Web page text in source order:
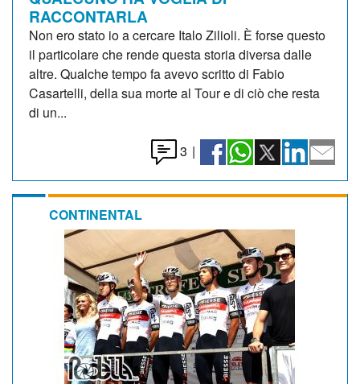
RACCONTARLA
Non ero stato io a cercare Italo Zilioli. È forse questo
il particolare che rende questa storia diversa dalle
altre. Qualche tempo fa avevo scritto di Fabio
Casartelli, della sua morte al Tour e di ciò che resta
di un...
3 |
CONTINENTAL